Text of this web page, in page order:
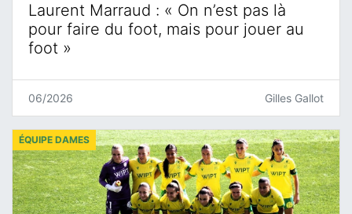
Laurent Marraud : « On n’est pas là
pour faire du foot, mais pour jouer au
foot »
06/2026 Gilles Gallot
ÉQUIPE DAMES